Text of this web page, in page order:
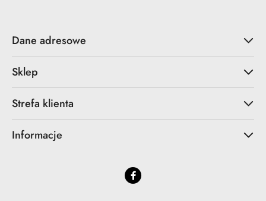
Dane adresowe
Sklep
Strefa klienta
Informacje